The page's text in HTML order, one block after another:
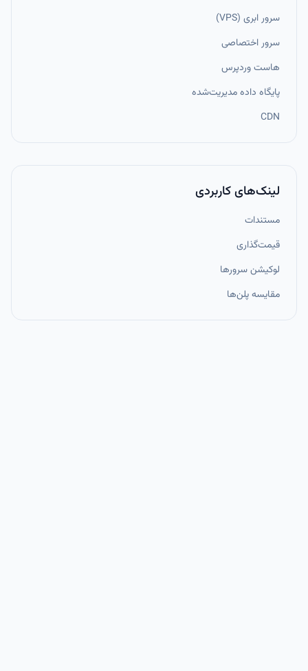
سرور ابری (VPS)
سرور اختصاصی
هاست وردپرس
پایگاه داده مدیریت‌شده
CDN
لینک‌های کاربردی
مستندات
قیمت‌گذاری
لوکیشن سرورها
مقایسه پلن‌ها